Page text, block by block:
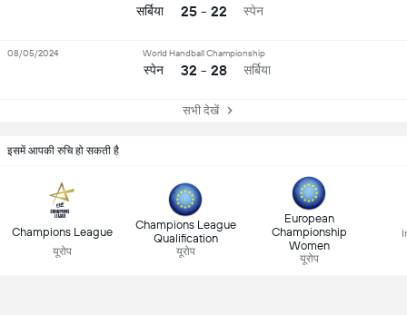
सर्बिया 25 - 22 स्पेन
स्पेन
World Handball Championship
32 - 28 सर्बिया
08/05/2024
सभी देखें
इसमें आपकी रुचि हो सकती है
Champions League
यूरोप
Champions League
Qualification
यूरोप
European
Championship
Women
यूरोप